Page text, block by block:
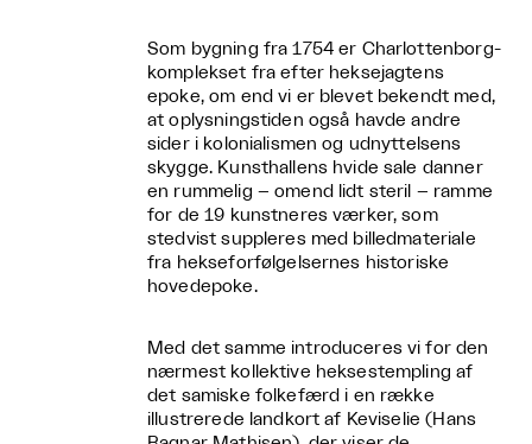
Som bygning fra 1754 er Charlottenborg-
komplekset fra efter heksejagtens
epoke, om end vi er blevet bekendt med,
at oplysningstiden også havde andre
sider i kolonialismen og udnyttelsens
skygge. Kunsthallens hvide sale danner
en rummelig – omend lidt steril – ramme
for de 19 kunstneres værker, som
stedvist suppleres med billedmateriale
fra hekseforfølgelsernes historiske
hovedepoke.
Med det samme introduceres vi for den
nærmest kollektive heksestempling af
det samiske folkefærd i en række
illustrerede landkort af Keviselie (Hans